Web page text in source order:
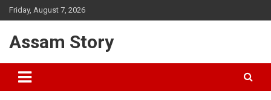
Skip
to
Friday, August 7, 2026
Assam Story